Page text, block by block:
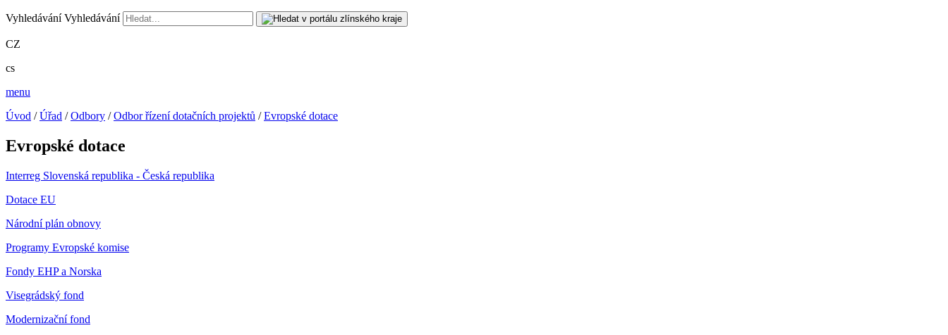
Vyhledávání Vyhledávání
CZ
cs
menu
Úvod /Úřad /Odbory /Odbor řízení dotačních projektů /Evropské dotace
Evropské dotace
Interreg Slovenská republika - Česká republika
Dotace EU
Národní plán obnovy
Programy Evropské komise
Fondy EHP a Norska
Visegrádský fond
Modernizační fond